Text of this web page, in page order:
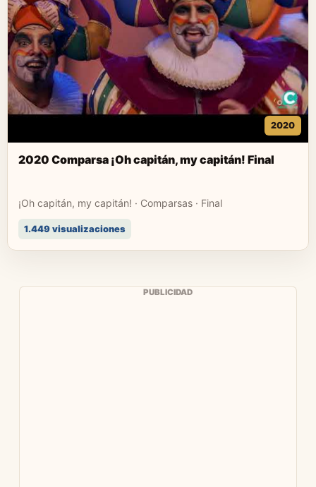
2020
2020 Comparsa ¡Oh capitán, my capitán! Final
¡Oh capitán, my capitán! · Comparsas · Final
1.449 visualizaciones
PUBLICIDAD